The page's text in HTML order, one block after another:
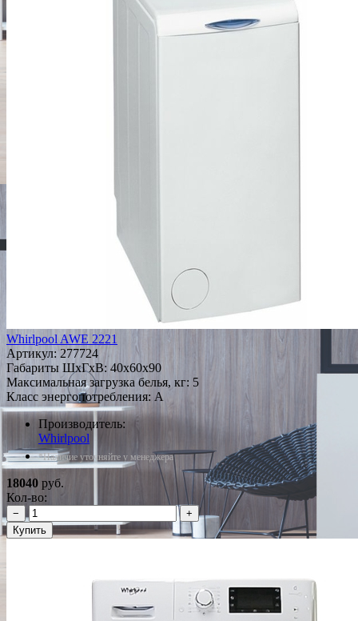
Whirlpool AWE 2221
Артикул: 277724
Габариты ШxГxВ: 40x60x90
Максимальная загрузка белья, кг: 5
Класс энергопотребления: A
Производитель:
Whirlpool
*Наличие уточняйте у менеджера
18040 руб.
Кол-во:
−
+
Купить